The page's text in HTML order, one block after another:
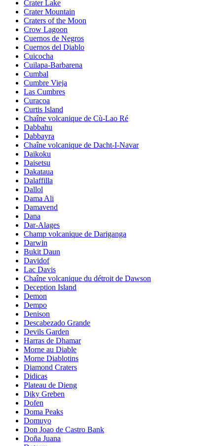
Crater Lake
Crater Mountain
Craters of the Moon
Crow Lagoon
Cuernos de Negros
Cuernos del Diablo
Cuicocha
Cuilapa-Barbarena
Cumbal
Cumbre Vieja
Las Cumbres
Curacoa
Curtis Island
Chaîne volcanique de Cù-Lao Ré
Dabbahu
Dabbayra
Chaîne volcanique de Dacht-I-Navar
Daikoku
Daisetsu
Dakataua
Dalaffilla
Dallol
Dama Ali
Damavend
Dana
Dar-Alages
Champ volcanique de Dariganga
Darwin
Bukit Daun
Davidof
Lac Davis
Chaîne volcanique du détroit de Dawson
Deception Island
Demon
Dempo
Denison
Descabezado Grande
Devils Garden
Harras de Dhamar
Morne au Diable
Morne Diablotins
Diamond Craters
Didicas
Plateau de Dieng
Diky Greben
Dofen
Doma Peaks
Domuyo
Don Joao de Castro Bank
Doña Juana